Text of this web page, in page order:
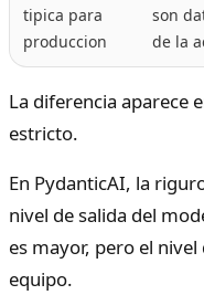
tipica para
produccion
son
de la
La diferencia aparece
estricto.
En PydanticAI, la
nivel de salida del
es mayor, pero el
equipo.